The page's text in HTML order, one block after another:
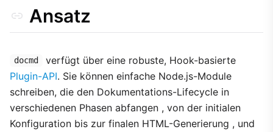
Ansatz
docmd
verfügt über eine robuste, Hook-basierte
Plugin-API. Sie können einfache Node.js-Module
schreiben, die den Dokumentations-Lifecycle in
verschiedenen Phasen abfangen , von der initialen
Konfiguration bis zur finalen HTML-Generierung , und